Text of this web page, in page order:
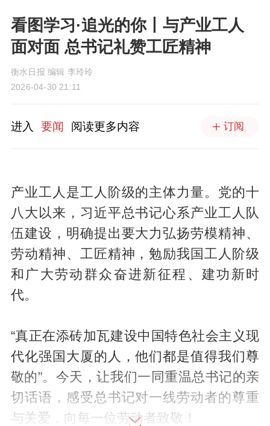
看图学习·追光的你丨与产业工人
面对面 总书记礼赞工匠精神
衡水日报 编辑 李玲玲
2026-04-30 21:11
进入 要闻 阅读更多内容 订阅
产业工人是工人阶级的主体力量。党的十
八大以来，习近平总书记心系产业工人队
伍建设，明确提出要大力弘扬劳模精神、
劳动精神、工匠精神，勉励我国工人阶级
和广大劳动群众奋进新征程、建功新时
代。
“真正在添砖加瓦建设中国特色社会主义现
代化强国大厦的人，他们都是值得我们尊
敬的”。今天，让我们一同重温总书记的亲
切话语，感受总书记对一线劳动者的尊重
与关爱，向每一位劳动者致敬！